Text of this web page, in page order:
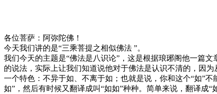
各位菩萨：阿弥陀佛！
今天我们讲的是“三乘菩提之相似佛法 ”。
我们今天的主题是“佛法是八识论”，这是根据琅琊阁他一篇
的说法，实际上让我们知道说他对于佛法是认识不清的，因
一个特色：不异于如、不离于如；也就是说，你和这个“如”
如”，然后有时候又翻译成叫“如如”种种。简单来说，翻译成